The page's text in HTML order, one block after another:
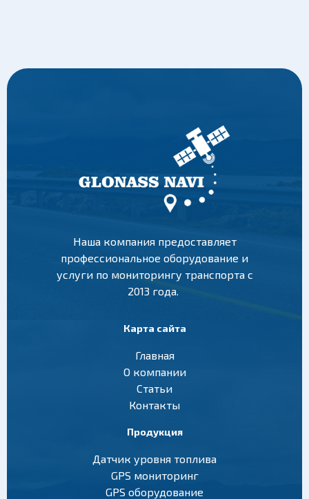
Наша компания предоставляет
профессиональное оборудование и
услуги по мониторингу транспорта с
2013 года.
Карта сайта
Главная
О компании
Статьи
Контакты
Продукция
Датчик уровня топлива
GPS мониторинг
GPS оборудование